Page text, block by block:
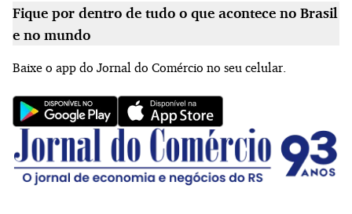
Fique por dentro de tudo o que acontece no Brasil
e no mundo
Baixe o app do Jornal do Comércio no seu celular.